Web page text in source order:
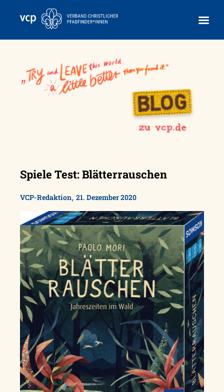
Spiele Test: Blätterrauschen
VCP-Redaktion, 21. Dezember 2020